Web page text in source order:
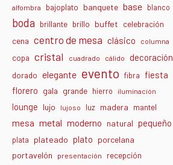
alfombra bajoplato banquete base blanco
boda brillante brillo buffet celebración
cena centro de mesa clásico columna
copa cristal cuadrado cálido decoración
dorado elegante evento fibra fiesta
florero gala grande hierro iluminación
lounge lujo lujoso luz madera mantel
mesa metal moderno natural pequeño
plata plateado plato porcelana
portavelón
presentación recepción